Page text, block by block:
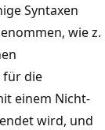
Syntaxen
wie z.
für die
einem Nicht-
wird, und